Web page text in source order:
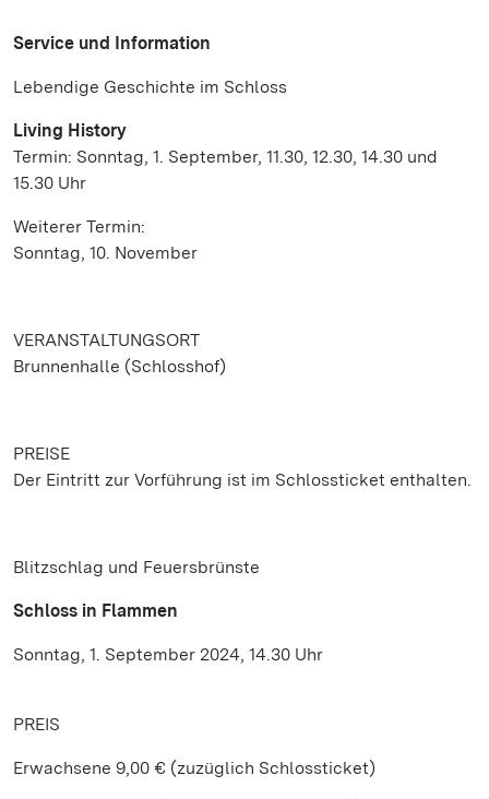
Service und Information
Lebendige Geschichte im Schloss
Living History
Termin: Sonntag, 1. September, 11.30, 12.30, 14.30 und
15.30 Uhr
Weiterer Termin:
Sonntag, 10. November
VERANSTALTUNGSORT
Brunnenhalle (Schlosshof)
PREISE
Der Eintritt zur Vorführung ist im Schlossticket enthalten.
Blitzschlag und Feuersbrünste
Schloss in Flammen
Sonntag, 1. September 2024, 14.30 Uhr
PREIS
Erwachsene 9,00 € (zuzüglich Schlossticket)